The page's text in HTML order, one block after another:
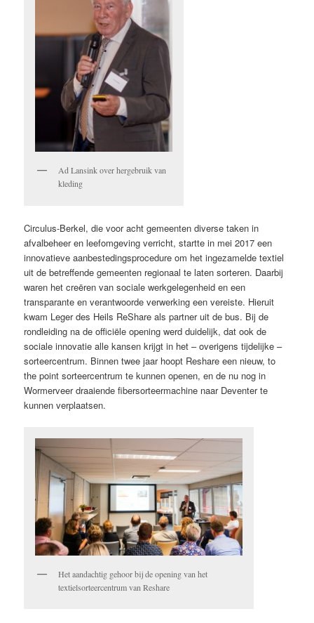
Ad Lansink over hergebruik van
kleding
Circulus-Berkel, die voor acht gemeenten diverse taken in
afvalbeheer en leefomgeving verricht, startte in mei 2017 een
innovatieve aanbestedingsprocedure om het ingezamelde textiel
uit de betreffende gemeenten regionaal te laten sorteren. Daarbij
waren het creëren van sociale werkgelegenheid en een
transparante en verantwoorde verwerking een vereiste. Hieruit
kwam Leger des Heils ReShare als partner uit de bus. Bij de
rondleiding na de officiële opening werd duidelijk, dat ook de
sociale innovatie alle kansen krijgt in het – overigens tijdelijke –
sorteercentrum. Binnen twee jaar hoopt Reshare een nieuw, to
the point sorteercentrum te kunnen openen, en de nu nog in
Wormerveer draaiende fibersorteermachine naar Deventer te
kunnen verplaatsen.
Het aandachtig gehoor bij de opening van het
textielsorteercentrum van Reshare